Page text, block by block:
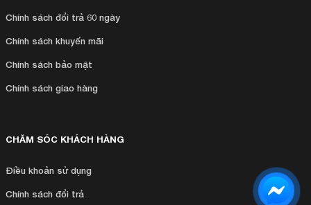
Chính sách đổi trả 60 ngày
Chính sách khuyến mãi
Chính sách bảo mật
Chính sách giao hàng
CHĂM SÓC KHÁCH HÀNG
Ðiều khoản sử dụng
Chính sách đổi trả